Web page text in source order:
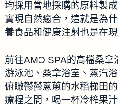
均採用當地採購的原料製
實現自然癒合，這就是為
養食品和健康注射也是在
前往AMO SPA的高檔桑拿
游泳池、桑拿浴室、蒸汽
俯瞰鬱鬱蔥蔥的水稻梯田
療程之間，喝一杯冷榨果